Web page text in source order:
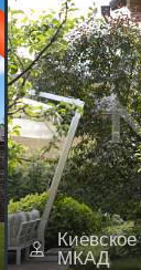
МКАД